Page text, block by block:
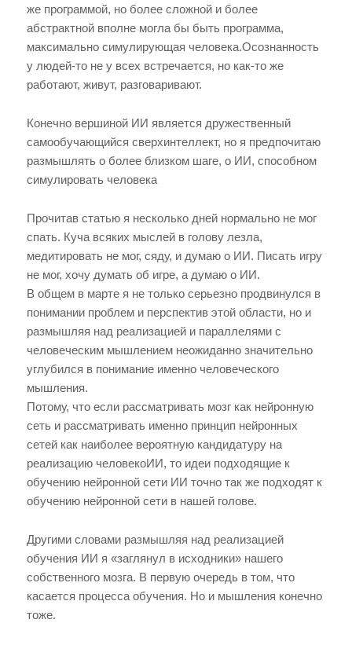
же программой, но более сложной и более
абстрактной вполне могла бы быть программа,
максимально симулирующая человека.Осознанность
у людей-то не у всех встречается, но как-то же
работают, живут, разговаривают.
Конечно вершиной ИИ является дружественный
самообучающийся сверхинтеллект, но я предпочитаю
размышлять о более близком шаге, о ИИ, способном
симулировать человека
Прочитав статью я несколько дней нормально не мог
спать. Куча всяких мыслей в голову лезла,
медитировать не мог, сяду, и думаю о ИИ. Писать игру
не мог, хочу думать об игре, а думаю о ИИ.
В общем в марте я не только серьезно продвинулся в
понимании проблем и перспектив этой области, но и
размышляя над реализацией и параллелями с
человеческим мышлением неожиданно значительно
углубился в понимание именно человеческого
мышления.
Потому, что если рассматривать мозг как нейронную
сеть и рассматривать именно принцип нейронных
сетей как наиболее вероятную кандидатуру на
реализацию человекоИИ, то идеи подходящие к
обучению нейронной сети ИИ точно так же подходят к
обучению нейронной сети в нашей голове.
Другими словами размышляя над реализацией
обучения ИИ я «заглянул в исходники» нашего
собственного мозга. В первую очередь в том, что
касается процесса обучения. Но и мышления конечно
тоже.